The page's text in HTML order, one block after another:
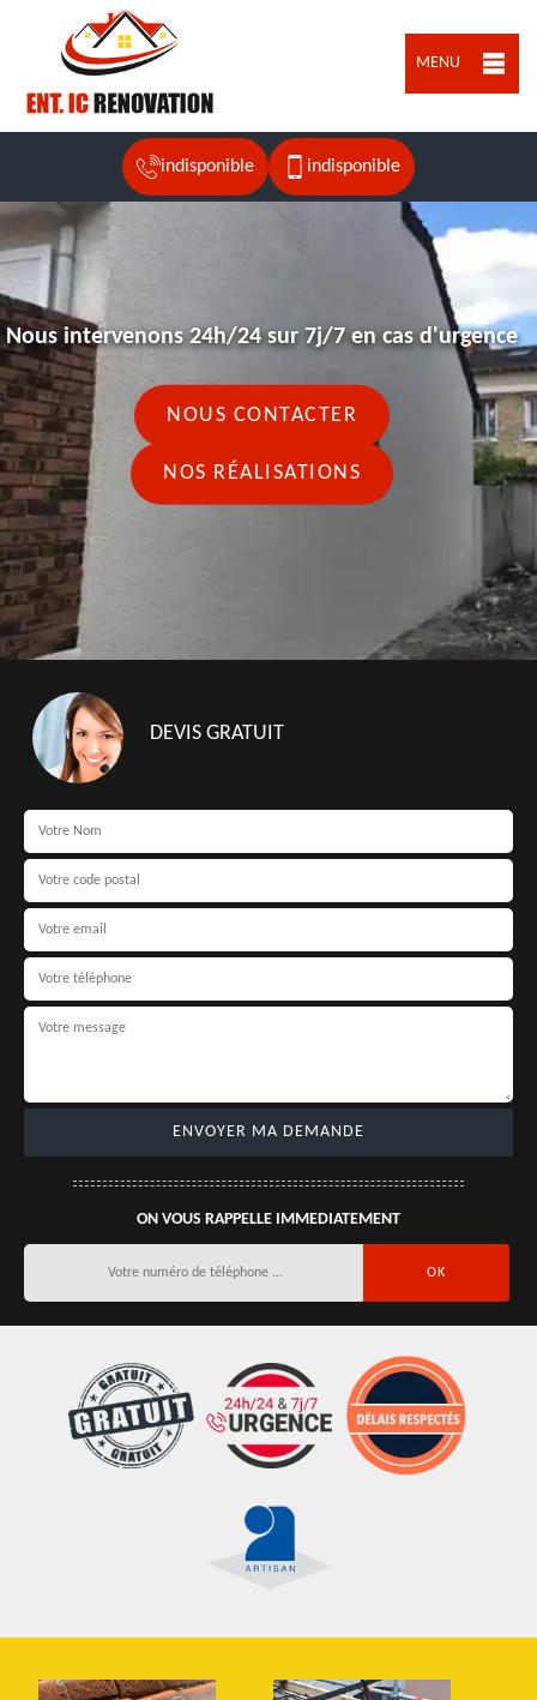
MENU
indisponible indisponible
Nous intervenons 24h/24 sur 7j/7 en cas d'urgence
NOUS CONTACTER
NOS RÉALISATIONS
DEVIS GRATUIT
ON VOUS RAPPELLE IMMEDIATEMENT